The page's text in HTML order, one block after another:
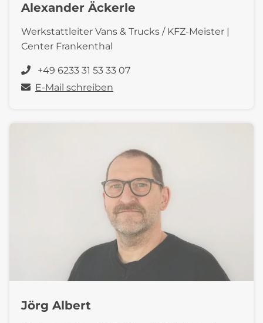
Alexander Äckerle
Werkstattleiter Vans & Trucks / KFZ-Meister |
Center Frankenthal
+49 6233 31 53 33 07
E-Mail schreiben
Jörg Albert